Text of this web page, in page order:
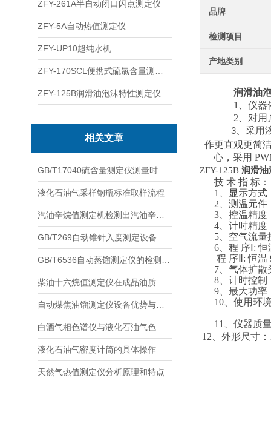
ZFY-261A半自动闭口闪点测定仪
ZFY-5A自动热值测定仪
ZFY-UP10超纯水机
ZFY-125B润滑油泡沫特性测定仪
相关文章
液化石油气采样钢瓶标准取样流程
液化石油气密度计筒的具体操作
天然气热值测定仪分析原理和特点
品牌
检测项目
产地类别
润滑油
1、仪器
2、对用
3、 采用
作更直观更简
心，采用
ZFY-125B 润滑油
技 术 指 标：
1、显示方式
2、测温元件
3、控温精度
4、计时精度
5、空气流量
6、程 序 Ⅰ:
程 序 Ⅱ: 恒
7、气体扩散
8、计时控制
9、最大功率
10、使用环
11、仪器质
12、外形尺寸：